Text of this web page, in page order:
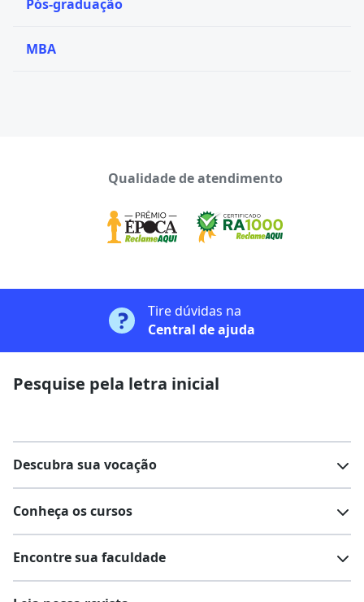
Pós-graduação
MBA
Qualidade de atendimento
Tire dúvidas na
Central de ajuda
Pesquise pela letra inicial
Descubra sua vocação
Conheça os cursos
Encontre sua faculdade